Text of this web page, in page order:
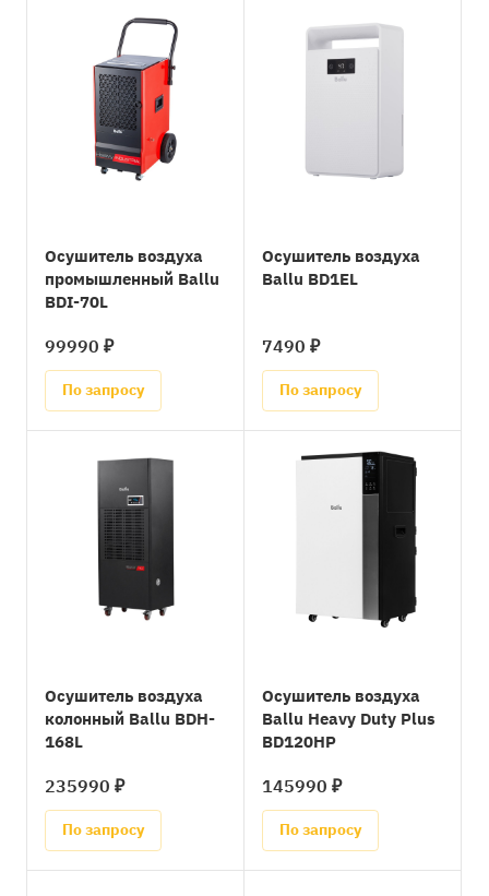
Осушитель воздуха
промышленный Ballu
BDI-70L
99990 ₽
По запросу
Осушитель воздуха
Ballu BD1EL
7490 ₽
По запросу
Осушитель воздуха
колонный Ballu BDH-
168L
235990 ₽
По запросу
Осушитель воздуха
Ballu Heavy Duty Plus
BD120HP
145990 ₽
По запросу